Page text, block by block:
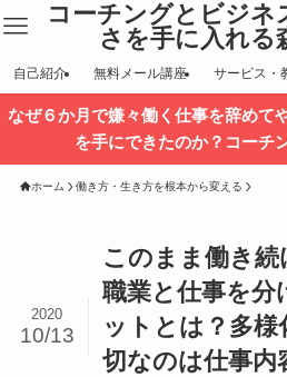
コーチングとビジネ
さを手に入れる
自己紹介 無料メール講座 サービス・
なぜ６か月で嫌々働く仕事を辞めて
を手にできたのか？コーチ
ホーム 働き方・生き方を根本から変える
このまま働き
職業と仕事を分
ットとは？多
切なのは仕事内
2020
10/13